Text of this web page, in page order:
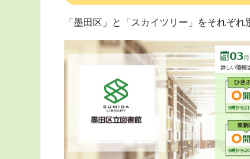
「墨田区」と「スカイツリー」をそれぞ